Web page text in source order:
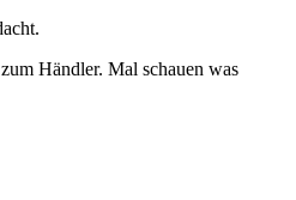
Händler. Mal schauen was